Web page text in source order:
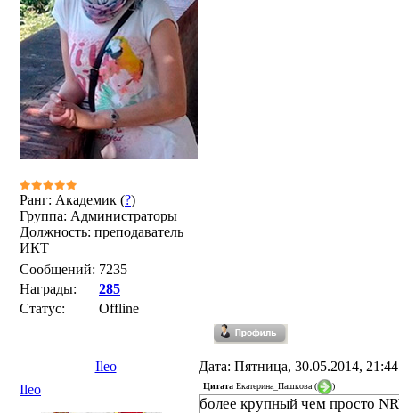
Ранг: Академик (?)
Группа: Администраторы
Должность: преподаватель
ИКТ
Сообщений: 7235
Награды:
285
Статус:
Offline
Ileo
Дата: Пятница, 30.05.2014,
Ileo
Цитата Екатерина_Пашкова ( )
более крупный чем просто